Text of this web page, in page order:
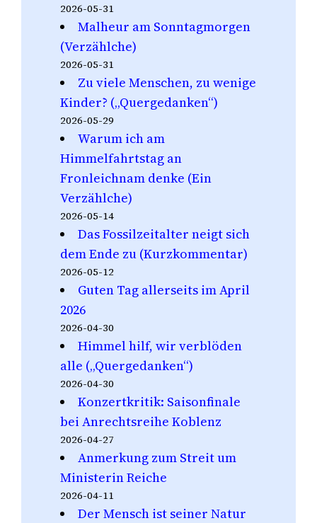
2026-05-31
Malheur am Sonntagmorgen
(Verzählche)
2026-05-31
Zu viele Menschen, zu wenige
Kinder? („Quergedanken“)
2026-05-29
Warum ich am
Himmelfahrtstag an
Fronleichnam denke (Ein
Verzählche)
2026-05-14
Das Fossilzeitalter neigt sich
dem Ende zu (Kurzkommentar)
2026-05-12
Guten Tag allerseits im April
2026
2026-04-30
Himmel hilf, wir verblöden
alle („Quergedanken“)
2026-04-30
Konzertkritik: Saisonfinale
bei Anrechtsreihe Koblenz
2026-04-27
Anmerkung zum Streit um
Ministerin Reiche
2026-04-11
Der Mensch ist seiner Natur